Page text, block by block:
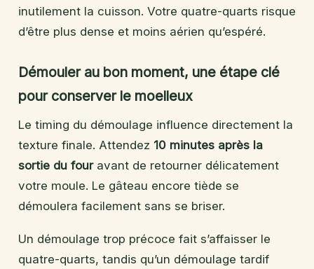
inutilement la cuisson. Votre quatre-quarts risque
d’être plus dense et moins aérien qu’espéré.
Démouler au bon moment, une étape clé
pour conserver le moelleux
Le timing du démoulage influence directement la
texture finale. Attendez 10 minutes après la
sortie du fouravant de retourner délicatement
votre moule. Le gâteau encore tiède se
démoulera facilement sans se briser.
Un démoulage trop précoce fait s’affaisser le
quatre-quarts, tandis qu’un démoulage tardif